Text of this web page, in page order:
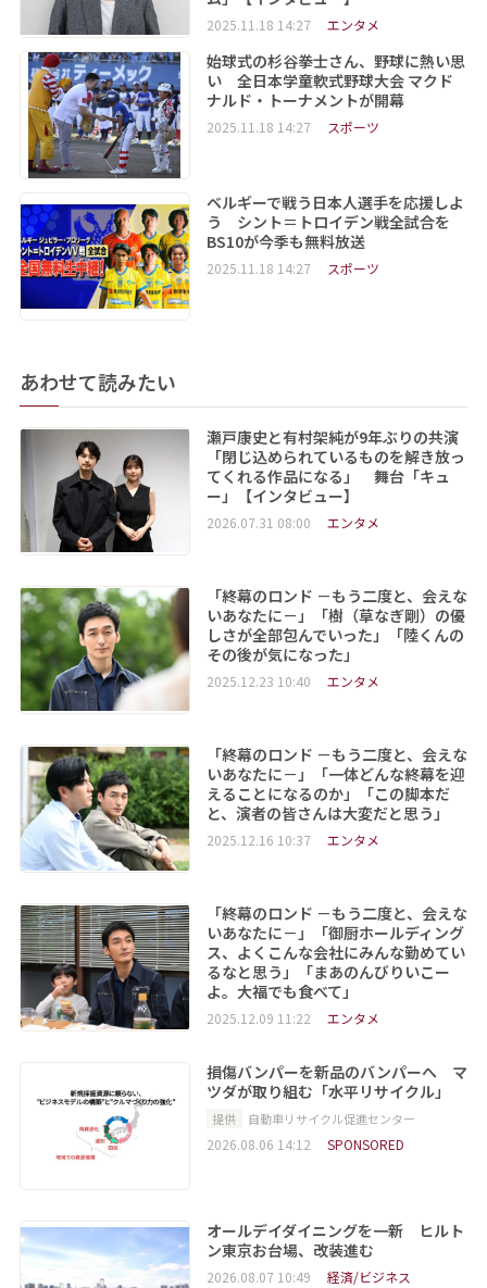
2025.11.18 14:27 エンタメ
始球式の杉谷拳士さん、野球に熱い思
い 全日本学童軟式野球大会 マクド
ナルド・トーナメントが開幕
2025.11.18 14:27 スポーツ
ベルギーで戦う日本人選手を応援しよ
う シント＝トロイデン戦全試合を
BS10が今季も無料放送
2025.11.18 14:27 スポーツ
あわせて読みたい
瀬戸康史と有村架純が9年ぶりの共演
「閉じ込められているものを解き放っ
てくれる作品になる」 舞台「キュ
ー」【インタビュー】
2026.07.31 08:00 エンタメ
「終幕のロンド －もう二度と、会えな
いあなたに－」「樹（草なぎ剛）の優
しさが全部包んでいった」「陸くんの
その後が気になった」
2025.12.23 10:40 エンタメ
「終幕のロンド －もう二度と、会えな
いあなたに－」「一体どんな終幕を迎
えることになるのか」「この脚本だ
と、演者の皆さんは大変だと思う」
2025.12.16 10:37 エンタメ
「終幕のロンド －もう二度と、会えな
いあなたに－」「御厨ホールディング
ス、よくこんな会社にみんな勤めてい
るなと思う」「まあのんびりいこー
よ。大福でも食べて」
2025.12.09 11:22 エンタメ
損傷バンパーを新品のバンパーへ マ
ツダが取り組む「水平リサイクル」
提供 自動車リサイクル促進センター
2026.08.06 14:12 SPONSORED
オールデイダイニングを一新 ヒルト
ン東京お台場、改装進む
2026.08.07 10:49 経済/ビジネス